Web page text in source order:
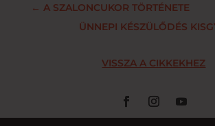
← A SZALONCUKOR TÖRTÉNETE
ÜNNEPI KÉSZÜLŐDÉS
VISSZA A CIKKEKHEZ